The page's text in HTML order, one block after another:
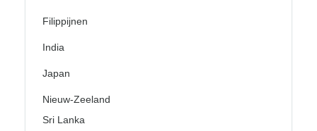
Filippijnen
India
Japan
Nieuw-Zeeland
Sri Lanka